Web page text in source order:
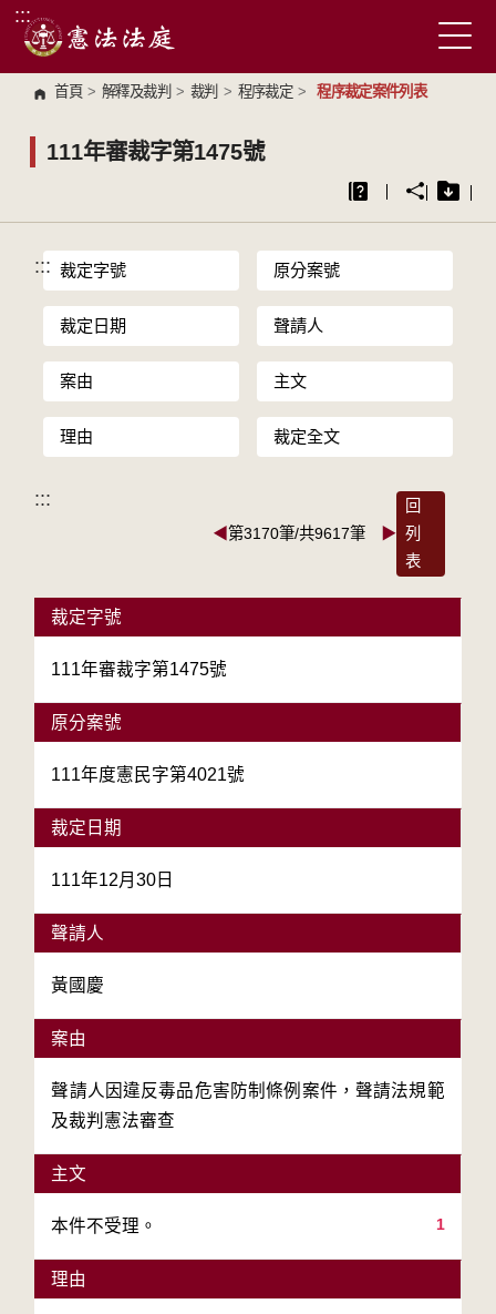
跳到主要內容區塊
:::
首頁 > 解釋及裁判 > 裁判 > 程序裁定 > 程序裁定案件列表
111年審裁字第1475號
::: 裁定字號 原分案號
裁定日期 聲請人
案由 主文
理由 裁定全文
:::
◀第3170筆/共9617筆 ▶
回
列
表
裁定字號
111年審裁字第1475號
原分案號
111年度憲民字第4021號
裁定日期
111年12月30日
聲請人
黃國慶
案由
聲請人因違反毒品危害防制條例案件，聲請法規範
及裁判憲法審查
主文
1
本件不受理。
理由